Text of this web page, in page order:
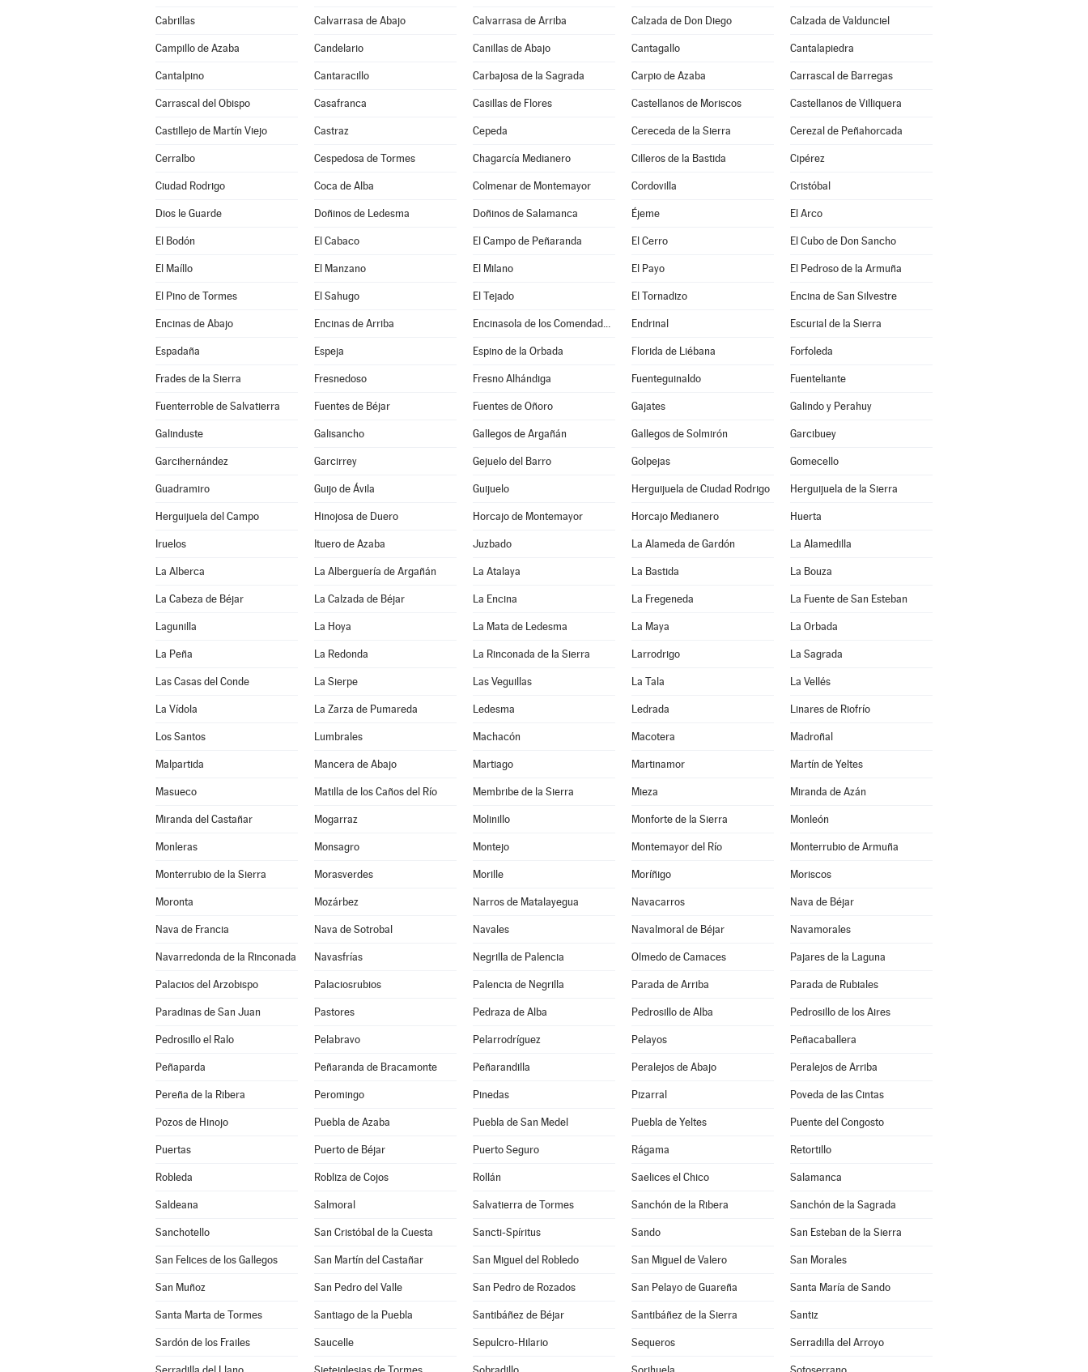
Cabrillas Calvarrasa de Abajo Calvarrasa de Arriba Calzada de Don Diego Calzada de Valdunciel
Campillo de Azaba Candelario Canillas de Abajo Cantagallo Cantalapiedra
Cantalpino Cantaracillo Carbajosa de la Sagrada Carpio de Azaba Carrascal de Barregas
Carrascal del Obispo Casafranca Casillas de Flores Castellanos de Moriscos Castellanos de Villiquera
Castillejo de Martín Viejo Castraz Cepeda Cereceda de la Sierra Cerezal de Peñahorcada
Cerralbo Cespedosa de Tormes Chagarcía Medianero Cilleros de la Bastida Cipérez
Ciudad Rodrigo Coca de Alba Colmenar de Montemayor Cordovilla Cristóbal
Dios le Guarde Doñinos de Ledesma Doñinos de Salamanca Éjeme El Arco
El Bodón El Cabaco El Campo de Peñaranda El Cerro El Cubo de Don Sancho
El Maíllo El Manzano El Milano El Payo El Pedroso de la Armuña
El Pino de Tormes El Sahugo El Tejado El Tornadizo Encina de San Silvestre
Encinas de Abajo Encinas de Arriba Encinasola de los Comendadores Endrinal Escurial de la Sierra
Espadaña Espeja Espino de la Orbada Florida de Liébana Forfoleda
Frades de la Sierra Fresnedoso Fresno Alhándiga Fuenteguinaldo Fuenteliante
Fuenterroble de Salvatierra Fuentes de Béjar Fuentes de Oñoro Gajates Galindo y Perahuy
Galinduste Galisancho Gallegos de Argañán Gallegos de Solmirón Garcibuey
Garcihernández Garcirrey Gejuelo del Barro Golpejas Gomecello
Guadramiro Guijo de Ávila Guijuelo Herguijuela de Ciudad Rodrigo Herguijuela de la Sierra
Herguijuela del Campo Hinojosa de Duero Horcajo de Montemayor Horcajo Medianero Huerta
Iruelos Ituero de Azaba Juzbado La Alameda de Gardón La Alamedilla
La Alberca La Alberguería de Argañán La Atalaya La Bastida La Bouza
La Cabeza de Béjar La Calzada de Béjar La Encina La Fregeneda La Fuente de San Esteban
Lagunilla La Hoya La Mata de Ledesma La Maya La Orbada
La Peña La Redonda La Rinconada de la Sierra Larrodrigo La Sagrada
Las Casas del Conde La Sierpe Las Veguillas La Tala La Vellés
La Vídola La Zarza de Pumareda Ledesma Ledrada Linares de Riofrío
Los Santos Lumbrales Machacón Macotera Madroñal
Malpartida Mancera de Abajo Martiago Martinamor Martín de Yeltes
Masueco Matilla de los Caños del Río Membribe de la Sierra Mieza Miranda de Azán
Miranda del Castañar Mogarraz Molinillo Monforte de la Sierra Monleón
Monleras Monsagro Montejo Montemayor del Río Monterrubio de Armuña
Monterrubio de la Sierra Morasverdes Morille Moríñigo Moriscos
Moronta Mozárbez Narros de Matalayegua Navacarros Nava de Béjar
Nava de Francia Nava de Sotrobal Navales Navalmoral de Béjar Navamorales
Navarredonda de la Rinconada Navasfrías Negrilla de Palencia Olmedo de Camaces Pajares de la Laguna
Palacios del Arzobispo Palaciosrubios Palencia de Negrilla Parada de Arriba Parada de Rubiales
Paradinas de San Juan Pastores Pedraza de Alba Pedrosillo de Alba Pedrosillo de los Aires
Pedrosillo el Ralo Pelabravo Pelarrodríguez Pelayos Peñacaballera
Peñaparda Peñaranda de Bracamonte Peñarandilla Peralejos de Abajo Peralejos de Arriba
Pereña de la Ribera Peromingo Pinedas Pizarral Poveda de las Cintas
Pozos de Hinojo Puebla de Azaba Puebla de San Medel Puebla de Yeltes Puente del Congosto
Puertas Puerto de Béjar Puerto Seguro Rágama Retortillo
Robleda Robliza de Cojos Rollán Saelices el Chico Salamanca
Saldeana Salmoral Salvatierra de Tormes Sanchón de la Ribera Sanchón de la Sagrada
Sanchotello San Cristóbal de la Cuesta Sancti-Spíritus Sando San Esteban de la Sierra
San Felices de los Gallegos San Martín del Castañar San Miguel del Robledo San Miguel de Valero San Morales
San Muñoz San Pedro del Valle San Pedro de Rozados San Pelayo de Guareña Santa María de Sando
Santa Marta de Tormes Santiago de la Puebla Santibáñez de Béjar Santibáñez de la Sierra Santiz
Sardón de los Frailes Saucelle Sepulcro-Hilario Sequeros Serradilla del Arroyo